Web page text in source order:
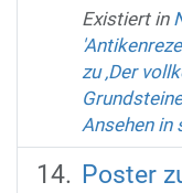
Existiert in
zu ‚Der
Ansehen in
Poster